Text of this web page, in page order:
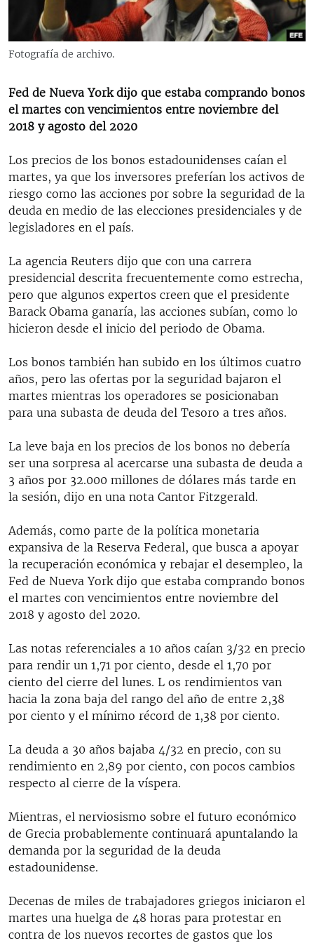
RADIO MARTÍ
ESPECIALES
ESPECIALES
LA REALIDAD DE LA VIVIENDA EN CUBA
SER VIEJO EN CUBA
LOS SANTOS DE HIALEAH
DESINFORMACIÓN RUSA EN AMÉRICA LATINA
LA INVASIÓN DE RUSIA A UCRANIA
MULTIMEDIA
EDITORIALES
SÍGUENOS
Fotografía de archivo.
Fed de Nueva York dijo que estaba comprando bonos
el martes con vencimientos entre noviembre del
2018 y agosto del 2020
Los precios de los bonos estadounidenses caían el
martes, ya que los inversores preferían los activos de
riesgo como las acciones por sobre la seguridad de la
deuda en medio de las elecciones presidenciales y de
legisladores en el país.
La agencia Reuters dijo que con una carrera
presidencial descrita frecuentemente como estrecha,
pero que algunos expertos creen que el presidente
Barack Obama ganaría, las acciones subían, como lo
hicieron desde el inicio del periodo de Obama.
Los bonos también han subido en los últimos cuatro
años, pero las ofertas por la seguridad bajaron el
martes mientras los operadores se posicionaban
para una subasta de deuda del Tesoro a tres años.
La leve baja en los precios de los bonos no debería
ser una sorpresa al acercarse una subasta de deuda a
3 años por 32.000 millones de dólares más tarde en
la sesión, dijo en una nota Cantor Fitzgerald.
Además, como parte de la política monetaria
expansiva de la Reserva Federal, que busca a apoyar
la recuperación económica y rebajar el desempleo, la
Fed de Nueva York dijo que estaba comprando bonos
el martes con vencimientos entre noviembre del
2018 y agosto del 2020.
Las notas referenciales a 10 años caían 3/32 en precio
para rendir un 1,71 por ciento, desde el 1,70 por
ciento del cierre del lunes. L os rendimientos van
hacia la zona baja del rango del año de entre 2,38
por ciento y el mínimo récord de 1,38 por ciento.
La deuda a 30 años bajaba 4/32 en precio, con su
rendimiento en 2,89 por ciento, con pocos cambios
respecto al cierre de la víspera.
Mientras, el nerviosismo sobre el futuro económico
de Grecia probablemente continuará apuntalando la
demanda por la seguridad de la deuda
estadounidense.
Decenas de miles de trabajadores griegos iniciaron el
martes una huelga de 48 horas para protestar en
contra de los nuevos recortes de gastos que los